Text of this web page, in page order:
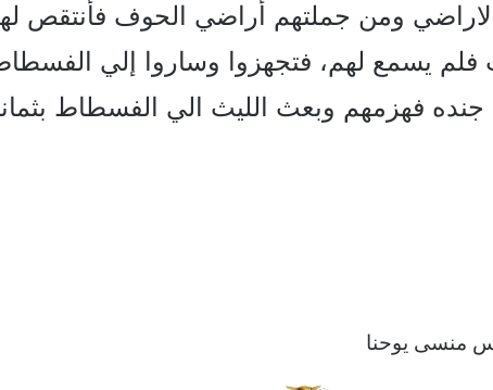
ومن جملتهم أراضي الحوف فأنتقص
فلم يسمع لهم، فتجهزوا وساروا إلي
جنده فهزمهم وبعث الليث الي الفسطاط
منسى يوحنا